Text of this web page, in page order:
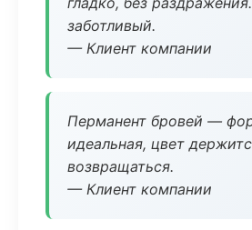
заботливый.
— Клиент компании
Перманент бровей —
идеальная, цвет
возвращаться.
— Клиент компании